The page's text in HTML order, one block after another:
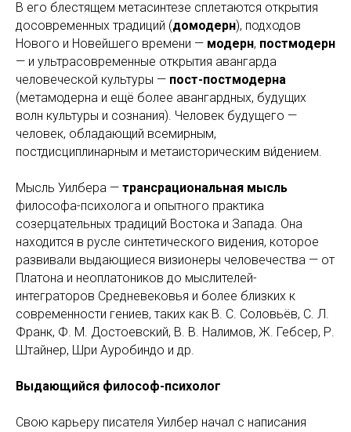
В его блестящем метасинтезе сплетаются открытия
досовременных традиций (домодерн), подходов
Нового и Новейшего времени — модерн, постмодерн
— и ультрасовременные открытия авангарда
человеческой культуры — пост-постмодерна
(метамодерна и ещё более авангардных, будущих
волн культуры и сознания). Человек будущего —
человек, обладающий всемирным,
постдисциплинарным и метаисторическим ви́дением.
Мысль Уилбера — трансрациональная мысль
философа-психолога и опытного практика
созерцательных традиций Востока и Запада. Она
находится в русле синтетического видения, которое
развивали выдающиеся визионеры человечества — от
Платона и неоплатоников до мыслителей-
интеграторов Средневековья и более близких к
современности гениев, таких как В. С. Соловьёв, С. Л.
Франк, Ф. М. Достоевский, В. В. Налимов, Ж. Гебсер, Р.
Штайнер, Шри Ауробиндо и др.
Выдающийся философ-психолог
Свою карьеру писателя Уилбер начал с написания